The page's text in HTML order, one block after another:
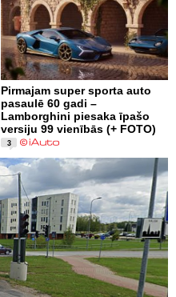
Pirmajam super sporta auto
pasaulē 60 gadi –
Lamborghini piesaka īpašo
versiju 99 vienībās (+ FOTO)
3